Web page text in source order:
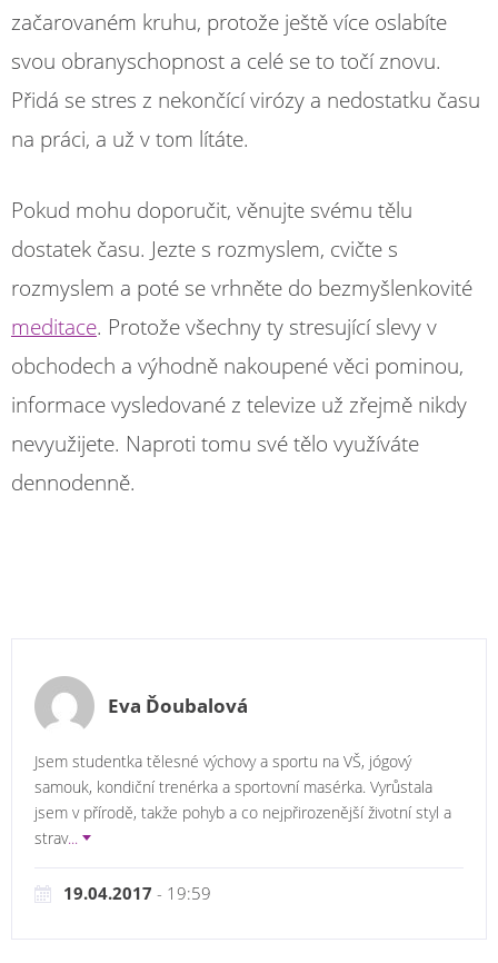
začarovaném kruhu, protože ještě více oslabíte
svou obranyschopnost a celé se to točí znovu.
Přidá se stres z nekončící virózy a nedostatku času
na práci, a už v tom lítáte.
Pokud mohu doporučit, věnujte svému tělu
dostatek času. Jezte s rozmyslem, cvičte s
rozmyslem a poté se vrhněte do bezmyšlenkovité
meditace. Protože všechny ty stresující slevy v
obchodech a výhodně nakoupené věci pominou,
informace vysledované z televize už zřejmě nikdy
nevyužijete. Naproti tomu své tělo využíváte
dennodenně.
Eva Ďoubalová
Jsem studentka tělesné výchovy a sportu na VŠ, jógový
samouk, kondiční trenérka a sportovní masérka. Vyrůstala
jsem v přírodě, takže pohyb a co nejpřirozenější životní styl a
strav...
19.04.2017 - 19:59